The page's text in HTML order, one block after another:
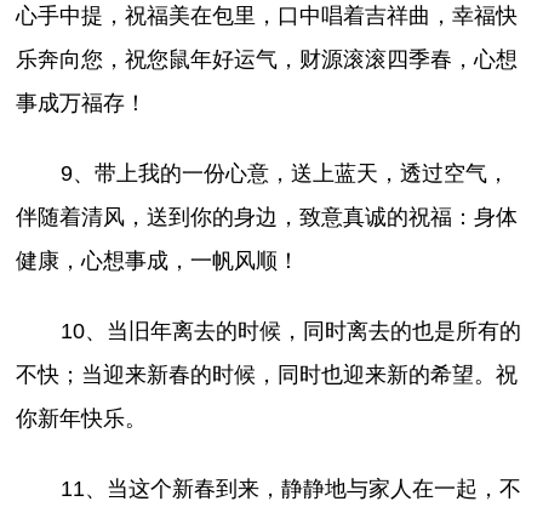
心手中提，祝福美在包里，口中唱着吉祥曲，幸福快
乐奔向您，祝您鼠年好运气，财源滚滚四季春，心想
事成万福存！
9、带上我的一份心意，送上蓝天，透过空气，
伴随着清风，送到你的身边，致意真诚的祝福：身体
健康，心想事成，一帆风顺！
10、当旧年离去的时候，同时离去的也是所有的
不快；当迎来新春的时候，同时也迎来新的希望。祝
你新年快乐。
11、当这个新春到来，静静地与家人在一起，不